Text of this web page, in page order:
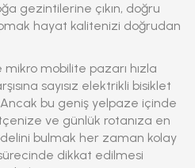
gezintilerine çıkın, doğru
hayat kalitenizi doğrudan
mobilite pazarı hızla
sayısız elektrikli bisiklet
Ancak bu geniş yelpaze içinde
ve günlük rotanıza en
bulmak her zaman kolay
dikkat edilmesi